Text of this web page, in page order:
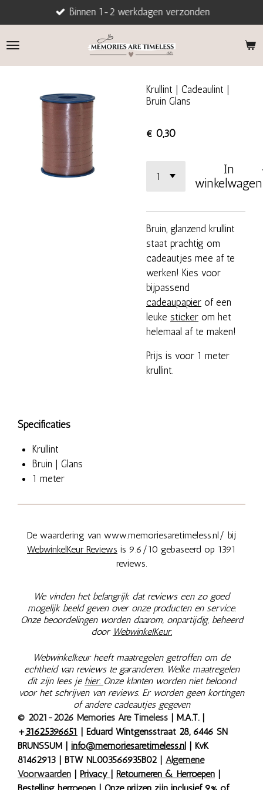
direct
naar
Binnen 1-2 werkdagen verzonden
Krullint | Cadeaulint |
Bruin Glans
€ 0,30
In
winkelwagen
Bruin, glanzend krullint
staat prachtig om
cadeautjes mee af te
werken! Kies voor
bijpassend
cadeaupapier of een
leuke sticker om het
helemaal af te maken!
Prijs is voor 1 meter
krullint.
Specificaties
Krullint
Bruin | Glans
1 meter
De waardering van www.memoriesaretimeless.nl/ bij
WebwinkelKeur Reviews is 9.6/10 gebaseerd op 1391
reviews.
We vinden het belangrijk dat reviews een zo goed
mogelijk beeld geven over onze producten en service.
Onze beoordelingen worden daarom, onpartijdig, beheerd
door WebwinkelKeur.
Webwinkelkeur heeft maatregelen getroffen om de
echtheid van reviews te garanderen. Welke maatregelen
dit zijn lees je hier. Onze klanten worden niet beloond
voor het schrijven van reviews. Er worden geen kortingen
of andere cadeautjes gegeven
© 2021-2026 Memories Are Timeless | M.A.T. |
+31625396651 | Eduard Wintgensstraat 28, 6446 SN
BRUNSSUM | info@memoriesaretimeless.nl | KvK
81462913 | BTW NL003566935B02 | Algemene
Voorwaarden | Privacy | Retourneren & Herroepen |